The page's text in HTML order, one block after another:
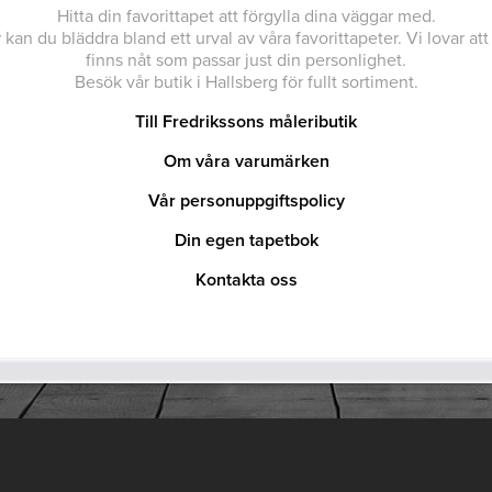
Hitta din favorittapet att förgylla dina väggar med.
kan du bläddra bland ett urval av våra favorittapeter. Vi lovar
finns nåt som passar just din personlighet.
Besök vår butik i Hallsberg för fullt sortiment.
Till Fredrikssons måleributik
Om våra varumärken
Vår personuppgiftspolicy
Din egen tapetbok
Kontakta oss